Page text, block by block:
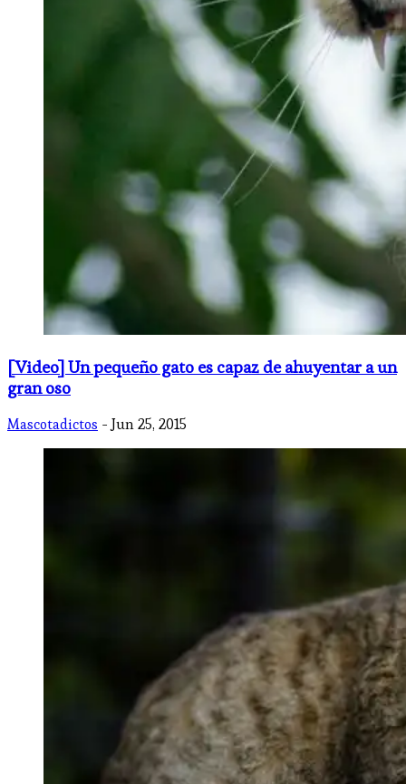
[Video] Un pequeño gato es capaz de ahuyentar a un
gran oso
Mascotadictos - Jun 25, 2015